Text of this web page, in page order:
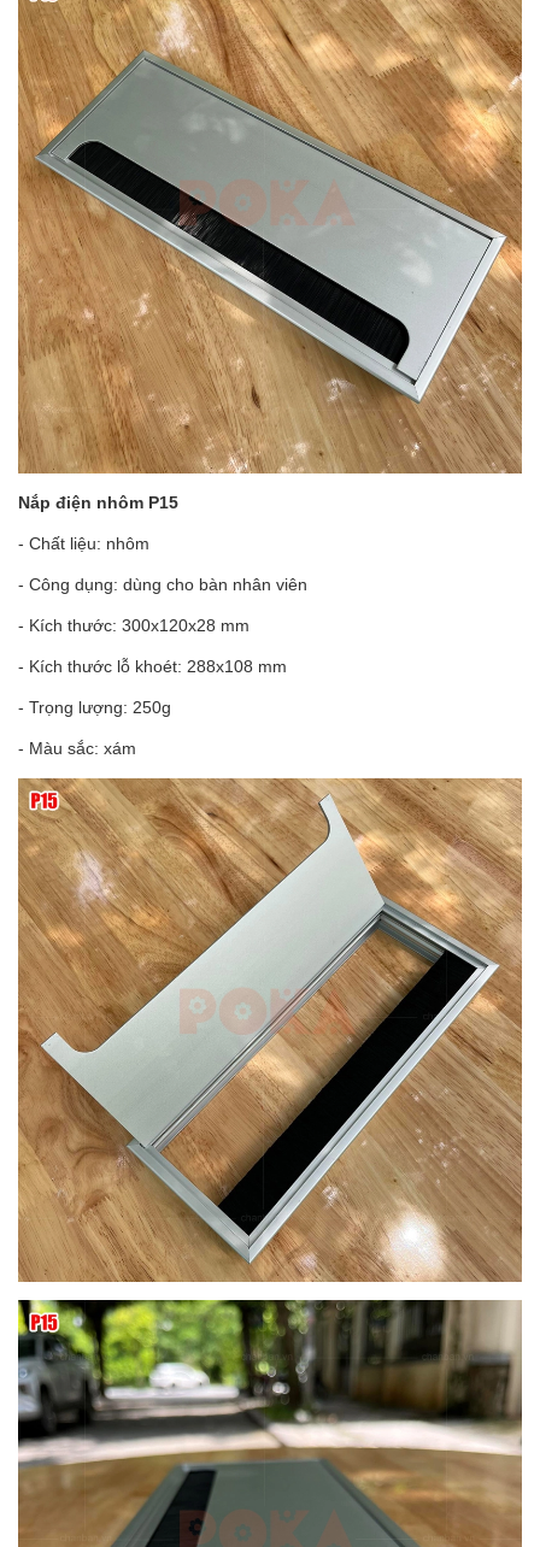
Nắp điện nhôm P15
- Chất liệu: nhôm
- Công dụng: dùng cho bàn nhân viên
- Kích thước: 300x120x28 mm
- Kích thước lỗ khoét: 288x108 mm
- Trọng lượng: 250g
- Màu sắc: xám